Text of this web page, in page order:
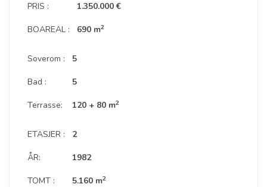
PRIS :
BOAREAL :
1.350.000 €
690 m2
Soverom :
Bad :
Terrasse:
5
5
120 + 80 m2
ETASJER :
ÅR:
TOMT :
2
1982
5.160 m2